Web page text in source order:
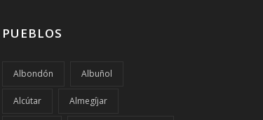
PUEBLOS
Albondón Albuñol
Alcútar Almegíjar